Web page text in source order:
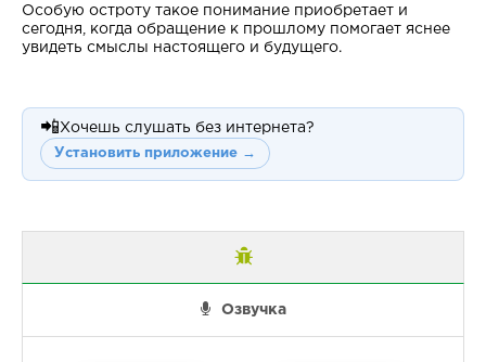
Особую остроту такое понимание приобретает и
сегодня, когда обращение к прошлому помогает яснее
увидеть смыслы настоящего и будущего.
📲 Хочешь слушать без интернета?
Установить приложение →
Озвучка